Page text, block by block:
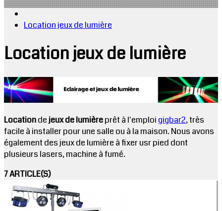
Location jeux de lumière
Location jeux de lumière
Locationdejeux de lumièreprêt à l'emploi gigbar2, très
facile à installer pour une salle ou à la maison. Nous avons
également des jeux de lumière à fixer usr pied dont
plusieurs lasers, machine à fumé.
7 ARTICLE(S)